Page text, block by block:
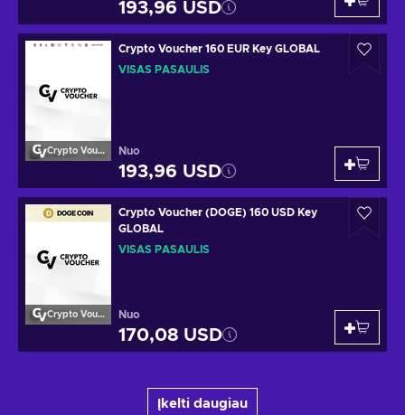
193,96 USD
Crypto Voucher
Crypto Voucher 160 EUR Key GLOBAL
VISAS PASAULIS
Nuo
193,96 USD
Crypto Voucher
Crypto Voucher (DOGE) 160 USD Key
GLOBAL
VISAS PASAULIS
Nuo
170,08 USD
Įkelti daugiau